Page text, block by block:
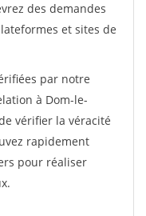
des demandes
et sites de
par notre
à Dom-le-
vérifier la véracité
rapidement
pour réaliser